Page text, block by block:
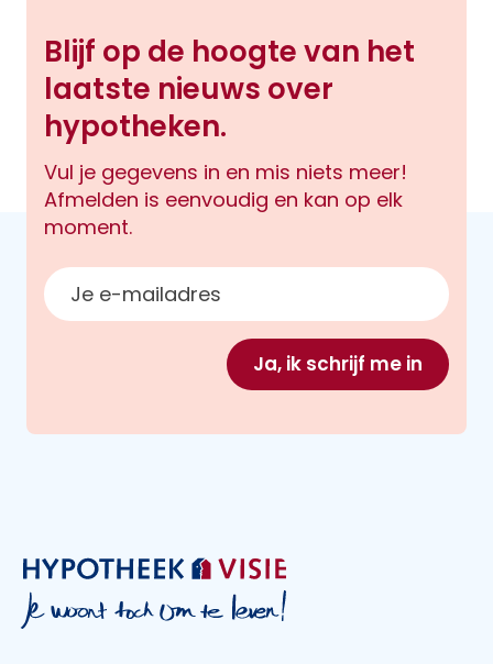
Blijf op de hoogte van het
laatste nieuws over
hypotheken.
Vul je gegevens in en mis niets meer!
Afmelden is eenvoudig en kan op elk
moment.
E-mailadres
Ja, ik schrijf me in